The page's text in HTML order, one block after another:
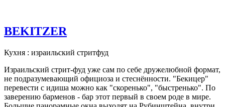
BEKITZER
Кухня : израильский стритфуд
Израильский стрит-фуд уже сам по себе дружелюбной формат,
не подразумевающий официоза и стеснённости. "Бекицер"
перевести с идиша можно как "скоренько", "быстренько". По
заверению барменов - бар этот первый в своем роде в мире.